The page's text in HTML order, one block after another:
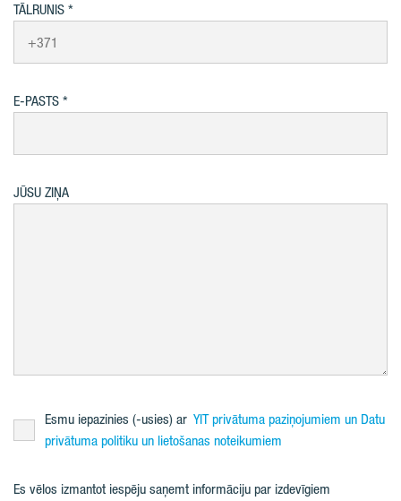
TĀLRUNIS
E-PASTS
JŪSU ZIŅA
Esmu iepazinies (-usies) ar YIT privātuma paziņojumiem un Datu
privātuma politiku un lietošanas noteikumiem
Es vēlos izmantot iespēju saņemt informāciju par izdevīgiem